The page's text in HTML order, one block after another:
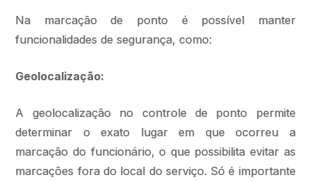
Na marcação de ponto é possível manter
funcionalidades de segurança, como:
Geolocalização:
A geolocalização no controle de ponto permite
determinar o exato lugar em que ocorreu a
marcação do funcionário, o que possibilita evitar as
marcações fora do local do serviço. Só é importante